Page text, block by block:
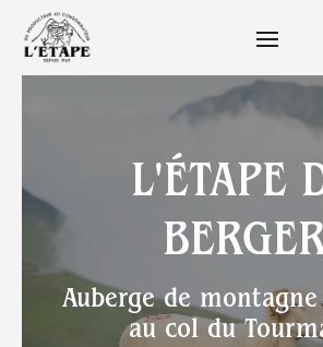
L'ÉTAPE
Auberge de
au col du